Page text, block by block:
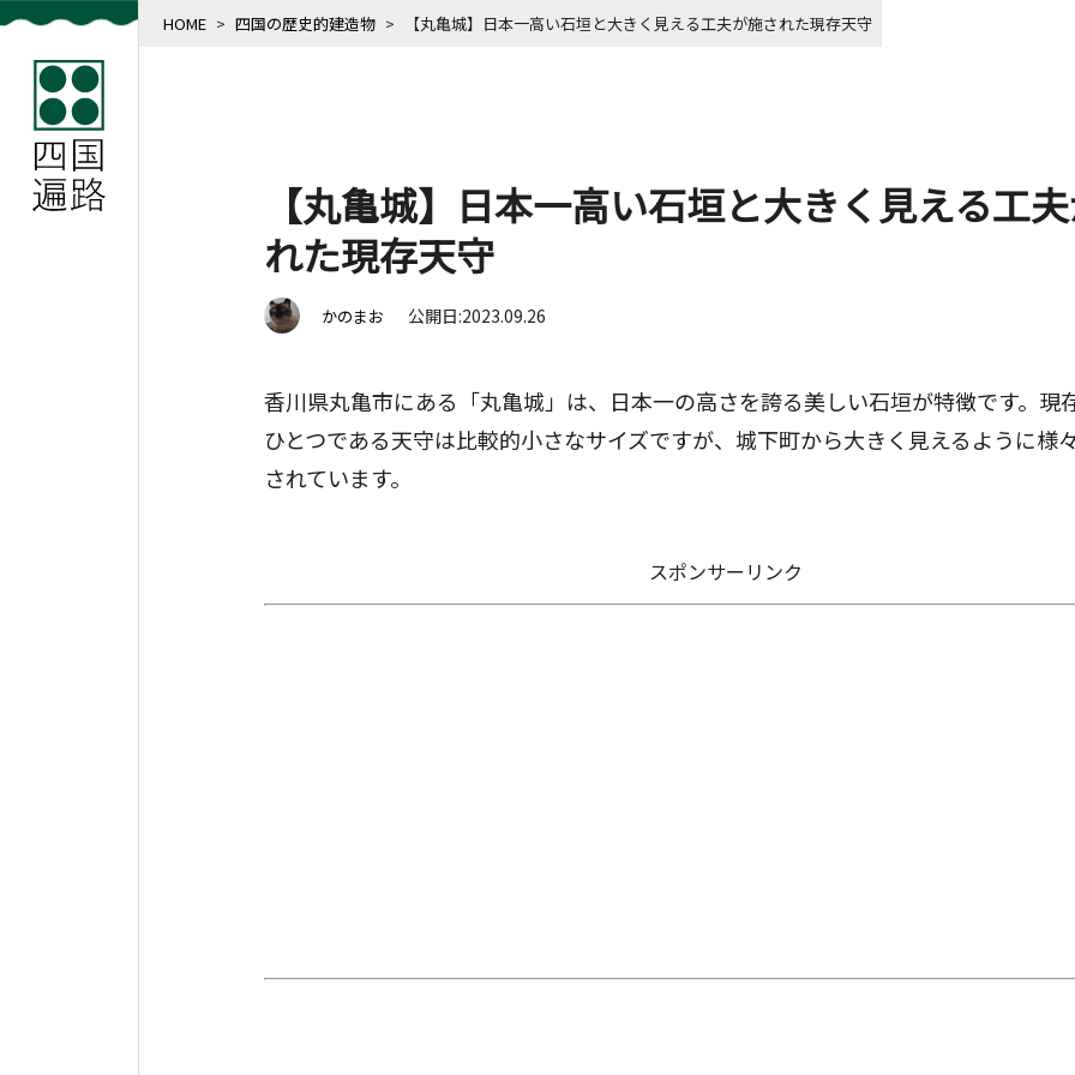
HOME > 四国の歴史的建造物 > 【丸亀城】日本一高い石垣と大きく見える工夫が施された現存天守
【丸亀城】日本一高い石垣と大きく見える工
れた現存天守
かのまお 公開日:2023.09.26
香川県丸亀市にある「丸亀城」は、日本一の高さを誇る美しい石垣が特徴です。現
ひとつである天守は比較的小さなサイズですが、城下町から大きく見えるように様
されています。
スポンサーリンク